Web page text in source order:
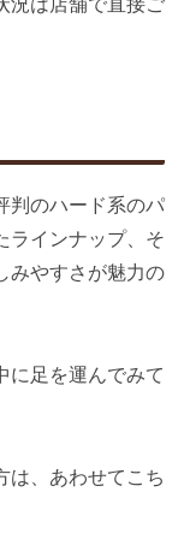
況は店舗で直接ご
判のハード系のパ
ラインナップ、そ
みやすさが魅力の
に足を運んでみて
は、あわせてこち